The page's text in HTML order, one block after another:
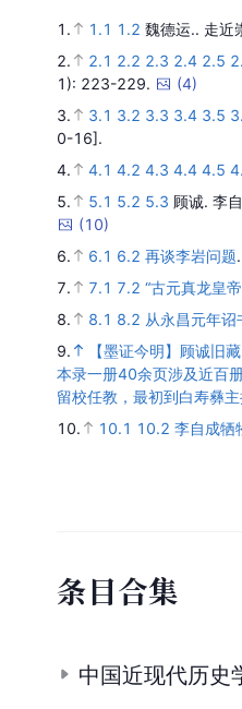
1. 1.1 1.2 魏德运.. 走近
2.
2.1 2.2 2.3 2.4 2.5
1): 223-229. (4)
3.
3.1 3.2 3.3 3.4 3.5
0-16].
4.
4.1 4.2 4.3 4.4 4.5
5.
5.1 5.2 5.3 顾诚. 李
(10)
6.
6.1 6.2 再谈李岩问题
7.
7.1 7.2 “古元真龙皇
8.
8.1 8.2 从永昌元年
9.
【墨证今明】顾诚旧
本录一册40余页涉及近百
留校任教，最初到白寿彝
10.
10.1 10.2 李自成
条目合集
中国近现代历史